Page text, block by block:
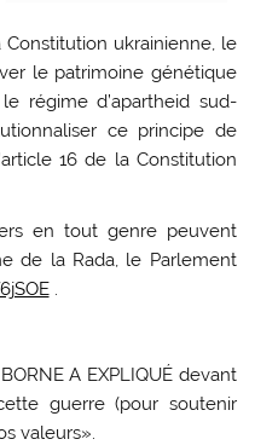
Constitution ukrainienne, le
le patrimoine génétique
régime d’apartheid sud-
ce principe de
16 de la Constitution
en tout genre peuvent
de la Rada, le Parlement
.
A EXPLIQUÉ devant
guerre (pour soutenir
valeurs».